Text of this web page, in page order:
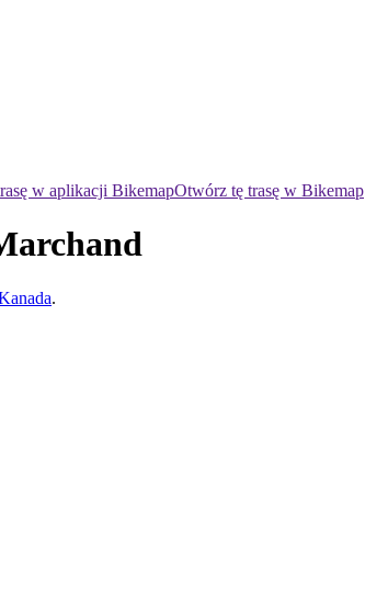
w aplikacji BikemapOtwórz tę trasę w Bikemap
.